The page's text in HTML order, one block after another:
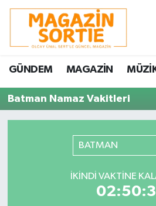
GÜNDEM MAGAZİN
Batman Namaz Vakitleri
BATMAN
İKINDI VAKTINE
Nöbetçi Eczaneler
Hava Durumu
Trafik Durumu
Süper Lig Puan Durumu
Son Dakika Haberleri